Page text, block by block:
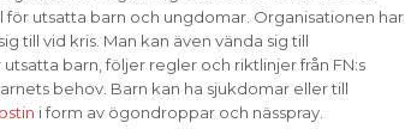
för utsatta barn och ungdomar. Organisationen har
till vid kris. Man kan även vända sig till
barn, följer regler och riktlinjer från FN:s
behov. Barn kan ha sjukdomar eller till
i form av ögondroppar och nässpray.